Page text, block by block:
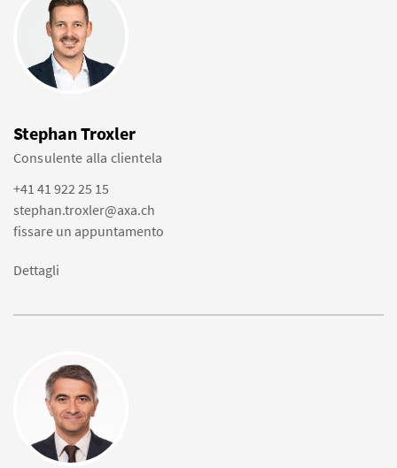
Stephan Troxler
Consulente alla clientela
+41 41 922 25 15
stephan.troxler@axa.ch
fissare un appuntamento
Dettagli